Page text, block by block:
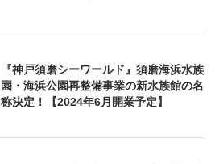
『神戸須磨シーワールド』須磨海浜水族
園・海浜公園再整備事業の新水族館の名
称決定！【2024年6月開業予定】